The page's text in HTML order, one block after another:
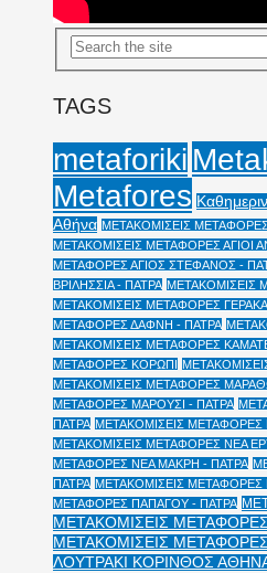
TAGS
metaforiki
Metafores
Αθήνα ΜΕΤΑΚΟΜΙΣΕΙΣ
ΜΕΤΑΚΟΜΙΣΕΙΣ ΜΕΤΑΦΟΡΕΣ ΑΓΙΟΙ
ΜΕΤΑΦΟΡΕΣ ΑΓΙΟΣ ΣΤΕΦΑΝΟΣ -
ΒΡΙΛΗΣΣΙΑ - ΠΑΤΡΑ ΜΕΤΑΚΟΜΙΣΕΙΣ
ΜΕΤΑΚΟΜΙΣΕΙΣ ΜΕΤΑΦΟΡΕΣ
ΜΕΤΑΦΟΡΕΣ ΔΑΦΝΗ - ΠΑΤΡΑ
ΜΕΤΑΚΟΜΙΣΕΙΣ ΜΕΤΑΦΟΡΕΣ
ΜΕΤΑΦΟΡΕΣ ΚΟΡΩΠΙ
ΜΕΤΑΚΟΜΙΣΕΙΣ ΜΕΤΑΦΟΡΕΣ
ΜΕΤΑΦΟΡΕΣ ΜΑΡΟΥΣΙ - ΠΑΤΡΑ
ΠΑΤΡΑ ΜΕΤΑΚΟΜΙΣΕΙΣ
ΜΕΤΑΚΟΜΙΣΕΙΣ ΜΕΤΑΦΟΡΕΣ ΝΕΑ
ΜΕΤΑΦΟΡΕΣ ΝΕΑ ΜΑΚΡΗ - ΠΑΤΡΑ
ΠΑΤΡΑ ΜΕΤΑΚΟΜΙΣΕΙΣ
ΜΕΤΑΦΟΡΕΣ ΠΑΠΑΓΟΥ - ΠΑΤΡΑ
ΜΕΤΑΚΟΜΙΣΕΙΣ
ΜΕΤΑΚΟΜΙΣΕΙΣ ΜΕΤΑΦΟΡΕΣ
ΛΟΥΤΡΑΚΙ ΚΟΡΙΝΘΟΣ